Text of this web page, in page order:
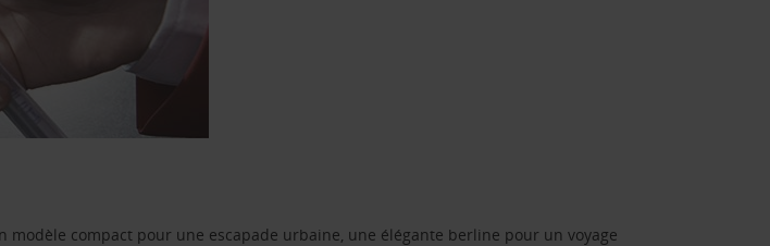
compact pour une escapade urbaine, une élégante berline pour un voyage